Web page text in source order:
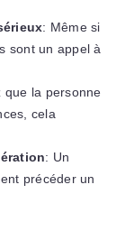
: Même si
sont un appel à
que la personne
cela
: Un
précéder un